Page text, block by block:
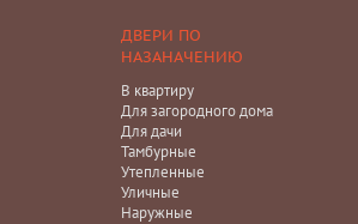
ДВЕРИ ПО
НАЗАНАЧЕНИЮ
В квартиру
Для загородного дома
Для дачи
Тамбурные
Утепленные
Уличные
Наружные